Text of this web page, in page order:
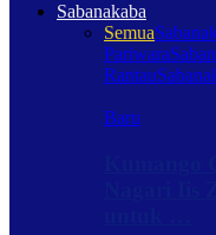
Sabanakaba
Semua
Pariwara
Rantau
Baru